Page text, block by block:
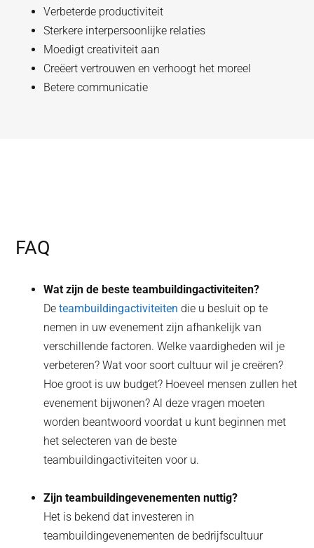
Verbeterde productiviteit
Sterkere interpersoonlijke relaties
Moedigt creativiteit aan
Creëert vertrouwen en verhoogt het moreel
Betere communicatie
FAQ
Wat zijn de beste teambuildingactiviteiten?
Deteambuildingactiviteiten die u besluit op te
nemen in uw evenement zijn afhankelijk van
verschillende factoren. Welke vaardigheden wil je
verbeteren? Wat voor soort cultuur wil je creëren?
Hoe groot is uw budget? Hoeveel mensen zullen het
evenement bijwonen? Al deze vragen moeten
worden beantwoord voordat u kunt beginnen met
het selecteren van de beste
teambuildingactiviteiten voor u.
Zijn teambuildingevenementen nuttig?
Het is bekend dat investeren in
teambuildingevenementen de bedrijfscultuur